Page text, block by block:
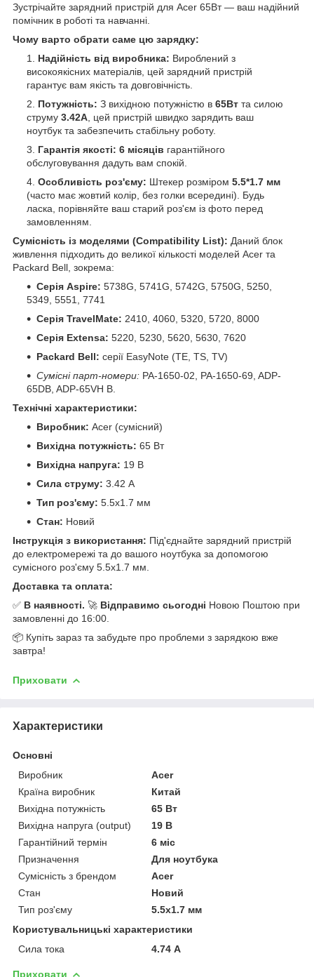
Зустрічайте зарядний пристрій для Acer 65Вт — ваш надійний
помічник в роботі та навчанні.
Чому варто обрати саме цю зарядку:
Надійність від виробника: Вироблений з
високоякісних матеріалів, цей зарядний пристрій
гарантує вам якість та довговічність.
Потужність: З вихідною потужністю в 65Вт та силою
струму 3.42А , цей пристрій швидко зарядить ваш
ноутбук та забезпечить стабільну роботу.
Гарантія якості: 6 місяців гарантійного
обслуговування дадуть вам спокій.
Особливість роз'єму: Штекер розміром 5.5*1.7 мм
(часто має жовтий колір, без голки всередині). Будь
ласка, порівняйте ваш старий роз'єм із фото перед
замовленням.
Сумісність із моделями (Compatibility List): Даний блок
живлення підходить до великої кількості моделей Acer та
Packard Bell, зокрема:
Серія Aspire: 5738G, 5741G, 5742G, 5750G, 5250,
5349, 5551, 7741
Серія TravelMate: 2410, 4060, 5320, 5720, 8000
Серія Extensa: 5220, 5230, 5620, 5630, 7620
Packard Bell: серії EasyNote (TE, TS, TV)
Сумісні парт-номери: PA-1650-02, PA-1650-69, ADP-
65DB, ADP-65VH B.
Технічні характеристики:
Виробник: Acer (сумісний)
Вихідна потужність: 65 Вт
Вихідна напруга: 19 В
Сила струму: 3.42 А
Тип роз'єму: 5.5x1.7 мм
Стан: Новий
Інструкція з використання: Під'єднайте зарядний пристрій
до електромережі та до вашого ноутбука за допомогою
сумісного роз'єму 5.5x1.7 мм.
Доставка та оплата:
✅ В наявності. 🚀 Відправимо сьогодні Новою Поштою при
замовленні до 16:00.
📦 Купіть зараз та забудьте про проблеми з зарядкою вже
завтра!
Приховати
Характеристики
Основні
Виробник
Acer
Країна виробник
Китай
Вихідна потужність
65 Вт
Вихідна напруга (output)
19 В
Гарантійний термін
6 міс
Призначення
Для ноутбука
Сумісність з брендом
Acer
Стан
Новий
Тип роз'єму
5.5x1.7 мм
Користувальницькі характеристики
Сила тока
4.74 А
Приховати